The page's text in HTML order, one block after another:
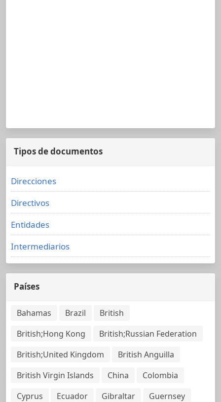
Tipos de documentos
Direcciones
Directivos
Entidades
Intermediarios
Países
Bahamas Brazil
British
British;Hong Kong
British;Russian Federation
British;United Kingdom
British Anguilla
British Virgin Islands
China
Colombia
Cyprus
Ecuador Gibraltar
Guernsey